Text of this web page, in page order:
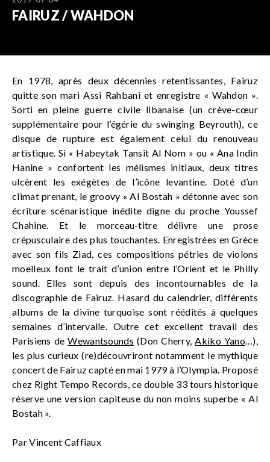
FAIRUZ / WAHDON
En 1978, après deux décennies retentissantes, Fairuz
quitte son mari Assi Rahbani et enregistre « Wahdon ».
Sorti en pleine guerre civile libanaise (un crève-cœur
supplémentaire pour l’égérie du swinging Beyrouth), ce
disque de rupture est également celui du renouveau
artistique. Si « Habeytak Tansit Al Nom » ou « Ana Indin
Hanine » confortent les mélismes initiaux, deux titres
ulcèrent les exégètes de l’icône levantine. Doté d’un
climat prenant, le groovy « Al Bostah » détonne avec son
écriture scénaristique inédite digne du proche Youssef
Chahine. Et le morceau-titre délivre une prose
crépusculaire des plus touchantes. Enregistrées en Grèce
avec son fils Ziad, ces compositions pétries de violons
moelleux font le trait d’union entre l’Orient et le Philly
sound. Elles sont depuis des incontournables de la
discographie de Fairuz. Hasard du calendrier, différents
albums de la divine turquoise sont réédités à quelques
semaines d’intervalle. Outre cet excellent travail des
Parisiens deWewantsounds (Don Cherry,Akiko Yano…),
les plus curieux (re)découvriront notamment le mythique
concert de Fairuz capté en mai 1979 à l’Olympia. Proposé
chez Right Tempo Records, ce double 33 tours historique
réserve une version capiteuse du non moins superbe « Al
Bostah ».
Par Vincent Caffiaux